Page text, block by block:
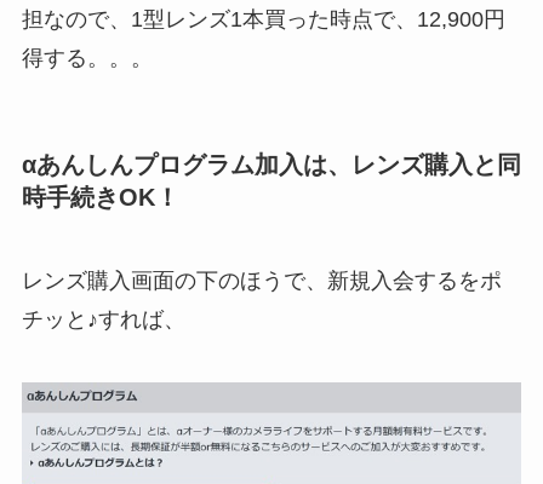
担なので、1型レンズ1本買った時点で、12,900円
得する。。。
αあんしんプログラム加入は、レンズ購入と同
時手続きOK！
レンズ購入画面の下のほうで、新規入会するをポ
チッと♪すれば、